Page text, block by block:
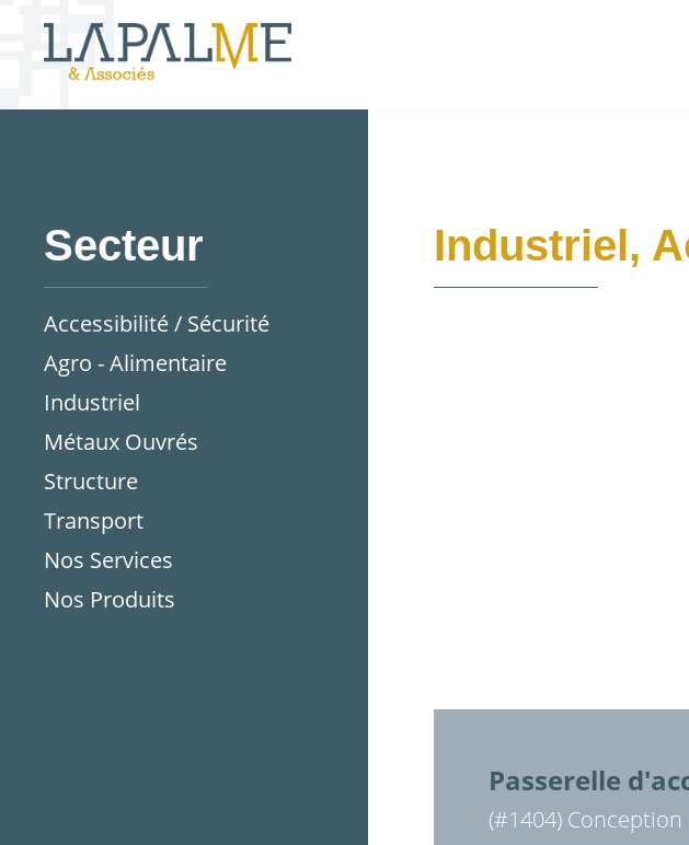
Secteur
Accessibilité / Sécurité
Agro - Alimentaire
Industriel
Métaux Ouvrés
Structure
Transport
Nos Services
Nos Produits
Industriel,
Passerelle
(#1404) Conception